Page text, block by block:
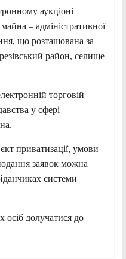
аукціоні
– адміністративної
що розташована за
район, селище
торговій
у сфері
приватизації, умови
заявок можна
системи
осіб долучатися до